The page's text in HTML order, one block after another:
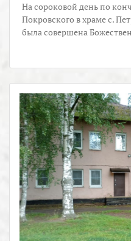
На сороковой день по
Покровского в храме с.
была совершена